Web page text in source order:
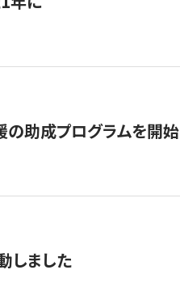
助成プログラムを開始
しました